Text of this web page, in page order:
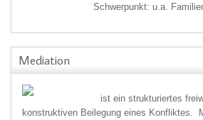
Mediation
Wir sind speziell ausgebildet, um Ihnen
Schwerpunkt: u.a.
Mediation
ist ein strukturiertes
konstruktiven Beilegung eines Konfliktes.